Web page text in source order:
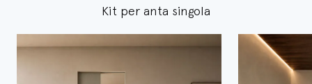
Kit per anta singola